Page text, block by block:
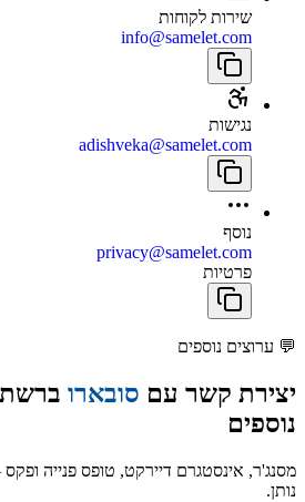
שירות לקוחות
info@samelet.com
נגישות
adishveka@samelet.com
נוסף
privacy@samelet.com
פרטיות
💬 ערוצים נוספים
יצירת קשר עם סובארו
נוספים
מסנג'ר, אינסטגרם דיירקט, טופס פנייה
נותן.